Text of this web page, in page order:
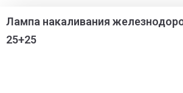
Лампа накаливания
25+25